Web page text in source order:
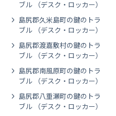
ブル （デスク・ロッカー）
島尻郡久米島町の鍵のトラ
ブル （デスク・ロッカー）
島尻郡渡嘉敷村の鍵のトラ
ブル （デスク・ロッカー）
島尻郡南風原町の鍵のトラ
ブル （デスク・ロッカー）
島尻郡八重瀬町の鍵のトラ
ブル （デスク・ロッカー）